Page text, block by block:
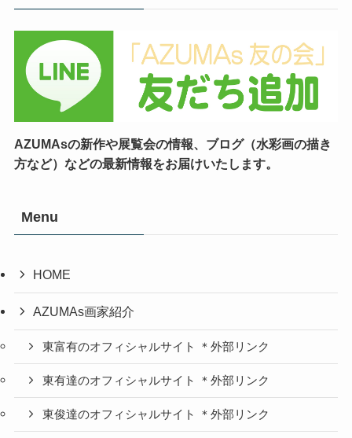
AZUMAsの新作や展覧会の情報、ブログ（水彩画の描き
方など）などの最新情報をお届けいたします。
Menu
HOME
AZUMAs画家紹介
東富有のオフィシャルサイト ＊外部リンク
東有達のオフィシャルサイト ＊外部リンク
東俊達のオフィシャルサイト ＊外部リンク